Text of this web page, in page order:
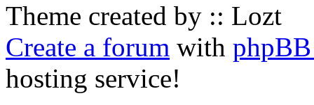
Theme created by :: Lozt
Create a forum with
hosting service!